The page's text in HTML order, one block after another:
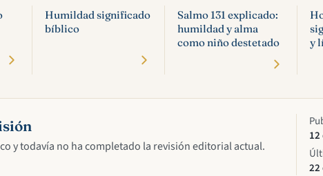
Humildad significado
bíblico
Salmo 131 explicado:
humildad y alma
como niño destetado
y
y todavía no ha completado la revisión editorial actual.
22